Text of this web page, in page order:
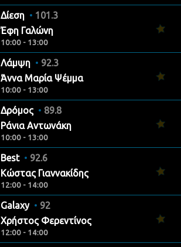
Δίεση
101.3
Έφη Γαλώνη
10:00 - 13:00
Λάμψη
92.3
Άννα Μαρία Ψέμμα
10:00 - 13:00
Δρόμος
89.8
Ράνια Αντωνάκη
10:00 - 13:00
Best
92.6
Κώστας Γιαννακίδης
12:00 - 14:00
Galaxy
92
Χρήστος Φερεντίνος
12:00 - 14:00